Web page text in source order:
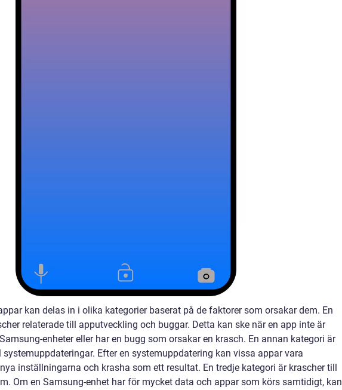
kan delas in i olika kategorier baserat på de faktorer som orsakar dem. En
relaterade till apputveckling och buggar. Detta kan ske när en app inte är
enheter eller har en bugg som orsakar en krasch. En annan kategori är
systemuppdateringar. Efter en systemuppdatering kan vissa appar vara
inställningarna och krasha som ett resultat. En tredje kategori är krascher till
Om en Samsung-enhet har för mycket data och appar som körs samtidigt, kan